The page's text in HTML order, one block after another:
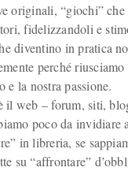
originali, “giochi”
fidelizzandoli e
diventino in pratica
perché
e la nostra passione.
il web – forum, siti,
poco da invidiare
in libreria, se
su “affrontare”